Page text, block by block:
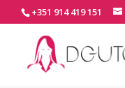
+351 914 419 151